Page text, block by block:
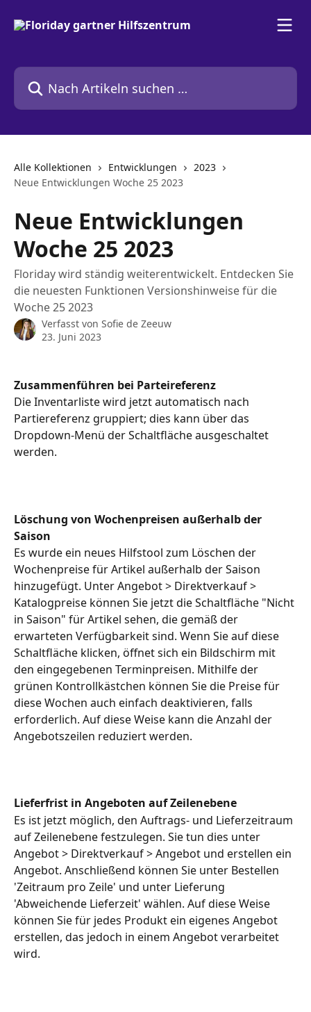
Nach Artikeln suchen …
Alle Kollektionen Entwicklungen
2023
Neue Entwicklungen Woche 25 2023
Neue Entwicklungen
Woche 25 2023
Floriday wird ständig weiterentwickelt. Entdecken Sie
die neuesten Funktionen Versionshinweise für die
Woche 25 2023
Verfasst von Sofie de Zeeuw
23. Juni 2023
Zusammenführen bei Parteireferenz
Die Inventarliste wird jetzt automatisch nach
Partiereferenz gruppiert; dies kann über das
Dropdown-Menü der Schaltfläche ausgeschaltet
werden.
Löschung von Wochenpreisen außerhalb der
Saison
Es wurde ein neues Hilfstool zum Löschen der
Wochenpreise für Artikel außerhalb der Saison
hinzugefügt. Unter Angebot > Direktverkauf >
Katalogpreise können Sie jetzt die Schaltfläche "Nicht
in Saison" für Artikel sehen, die gemäß der
erwarteten Verfügbarkeit sind. Wenn Sie auf diese
Schaltfläche klicken, öffnet sich ein Bildschirm mit
den eingegebenen Terminpreisen. Mithilfe der
grünen Kontrollkästchen können Sie die Preise für
diese Wochen auch einfach deaktivieren, falls
erforderlich. Auf diese Weise kann die Anzahl der
Angebotszeilen reduziert werden.
Lieferfrist in Angeboten auf Zeilenebene
Es ist jetzt möglich, den Auftrags- und Lieferzeitraum
auf Zeilenebene festzulegen. Sie tun dies unter
Angebot > Direktverkauf > Angebot und erstellen ein
Angebot. Anschließend können Sie unter Bestellen
'Zeitraum pro Zeile' und unter Lieferung
'Abweichende Lieferzeit' wählen. Auf diese Weise
können Sie für jedes Produkt ein eigenes Angebot
erstellen, das jedoch in einem Angebot verarbeitet
wird.